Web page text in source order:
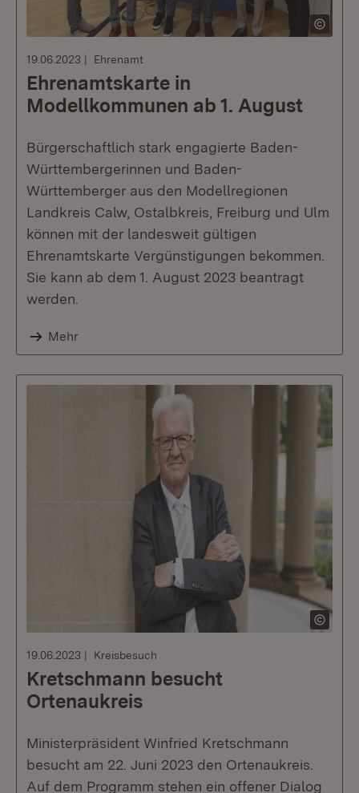
19.06.2023 Ehrenamt
Ehrenamtskarte in
Modellkommunen ab 1. August
Bürgerschaftlich stark engagierte Baden-
Württembergerinnen und Baden-
Württemberger aus den Modellregionen
Landkreis Calw, Ostalbkreis, Freiburg und Ulm
können mit der landesweit gültigen
Ehrenamtskarte Vergünstigungen bekommen.
Sie kann ab dem 1. August 2023 beantragt
werden.
Mehr
19.06.2023 Kreisbesuch
Kretschmann besucht
Ortenaukreis
Ministerpräsident Winfried Kretschmann
besucht am 22. Juni 2023 den Ortenaukreis.
Auf dem Programm stehen ein offener Dialog